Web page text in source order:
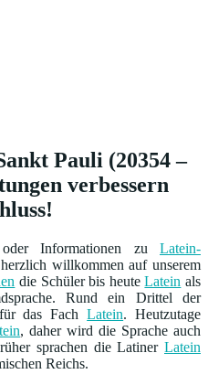
Pauli (20354 –
verbessern
Informationen zu Latein-
willkommen auf unserem
die Schüler bis heuteLatein als
Rund ein Drittel der
für das FachLatein. Heutzutage
, daher wird die Sprache auch
sprachen die Latiner Latein
Reichs.